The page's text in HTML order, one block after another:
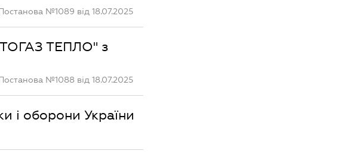
№1089 від 18.07.2025
ТЕПЛО" з
№1088 від 18.07.2025
і оборони України